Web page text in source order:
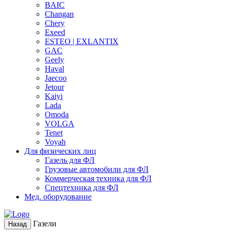
BAIC
Changan
Chery
Exeed
ESTEO | EXLANTIX
GAC
Geely
Haval
Jaecoo
Jetour
Kaiyi
Lada
Omoda
VOLGA
Tenet
Voyah
Для физических лиц
Газель для ФЛ
Грузовые автомобили для ФЛ
Коммерческая техника для ФЛ
Спецтехника для ФЛ
Мед. оборудование
Назад Газели